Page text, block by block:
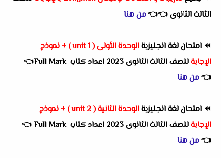
الثالث الثانوى👈
👈من هنا
⏪ امتحان لغة انجليزية
الوحدة الأولى ( unit 1 ) + نموذج
الإجابةللصف الثالث الثانوى 2023 اعداد كتاب Full Mark👈
👈من هنا
⏪ امتحان لغة انجليزية
الوحدة الثانية ( unit 2 ) + نموذج
الإجابةللصف الثالث الثانوى 2023 اعداد كتاب Full Mark
👈
👈من هنا